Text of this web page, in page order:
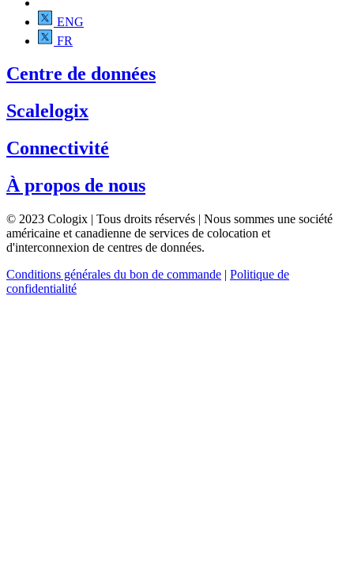
ENG
FR
Centre de données
Scalelogix
Connectivité
À propos de nous
© 2023 Cologix | Tous droits réservés | Nous sommes une société
américaine et canadienne de services de colocation et
d'interconnexion de centres de données.
Conditions générales du bon de commande | Politique de
confidentialité